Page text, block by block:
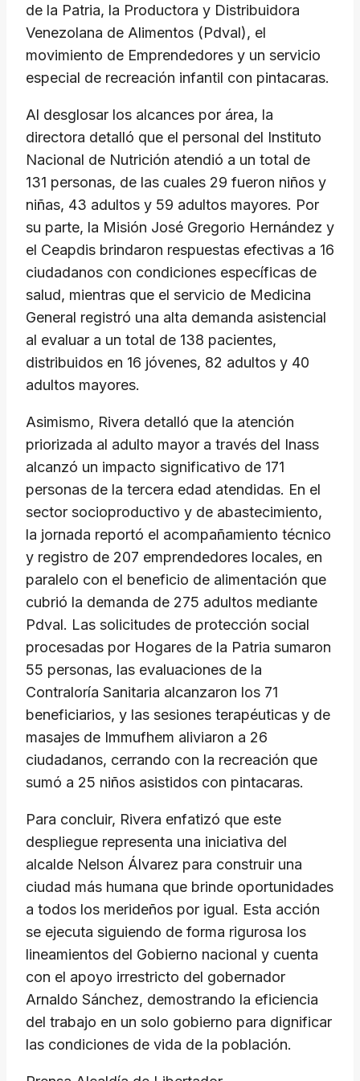
de la Patria, la Productora y Distribuidora
Venezolana de Alimentos (Pdval), el
movimiento de Emprendedores y un servicio
especial de recreación infantil con pintacaras.
​Al desglosar los alcances por área, la
directora detalló que el personal del Instituto
Nacional de Nutrición atendió a un total de
131 personas, de las cuales 29 fueron niños y
niñas, 43 adultos y 59 adultos mayores. Por
su parte, la Misión José Gregorio Hernández y
el Ceapdis brindaron respuestas efectivas a 16
ciudadanos con condiciones específicas de
salud, mientras que el servicio de Medicina
General registró una alta demanda asistencial
al evaluar a un total de 138 pacientes,
distribuidos en 16 jóvenes, 82 adultos y 40
adultos mayores.
​Asimismo, Rivera detalló que la atención
priorizada al adulto mayor a través del Inass
alcanzó un impacto significativo de 171
personas de la tercera edad atendidas. En el
sector socioproductivo y de abastecimiento,
la jornada reportó el acompañamiento técnico
y registro de 207 emprendedores locales, en
paralelo con el beneficio de alimentación que
cubrió la demanda de 275 adultos mediante
Pdval. Las solicitudes de protección social
procesadas por Hogares de la Patria sumaron
55 personas, las evaluaciones de la
Contraloría Sanitaria alcanzaron los 71
beneficiarios, y las sesiones terapéuticas y de
masajes de Immufhem aliviaron a 26
ciudadanos, cerrando con la recreación que
sumó a 25 niños asistidos con pintacaras.
​Para concluir, Rivera enfatizó que este
despliegue representa una iniciativa del
alcalde Nelson Álvarez para construir una
ciudad más humana que brinde oportunidades
a todos los merideños por igual. Esta acción
se ejecuta siguiendo de forma rigurosa los
lineamientos del Gobierno nacional y cuenta
con el apoyo irrestricto del gobernador
Arnaldo Sánchez, demostrando la eficiencia
del trabajo en un solo gobierno para dignificar
las condiciones de vida de la población.